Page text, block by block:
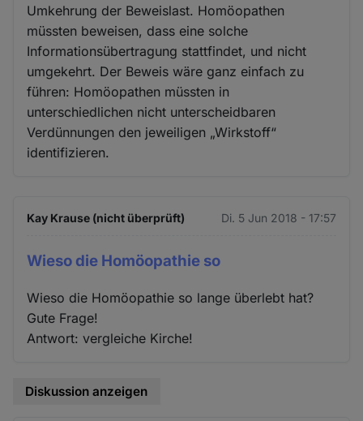
Umkehrung der Beweislast. Homöopathen
müssten beweisen, dass eine solche
Informationsübertragung stattfindet, und nicht
umgekehrt. Der Beweis wäre ganz einfach zu
führen: Homöopathen müssten in
unterschiedlichen nicht unterscheidbaren
Verdünnungen den jeweiligen „Wirkstoff“
identifizieren.
Kay Krause (nicht überprüft) Di. 5 Jun 2018 - 17:57
Wieso die Homöopathie so
Wieso die Homöopathie so lange überlebt hat?
Gute Frage!
Antwort: vergleiche Kirche!
Diskussion anzeigen